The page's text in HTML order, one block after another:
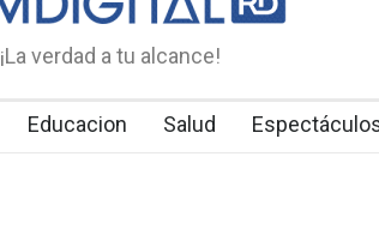
¡La verdad a tu alcance!
Educacion Salud